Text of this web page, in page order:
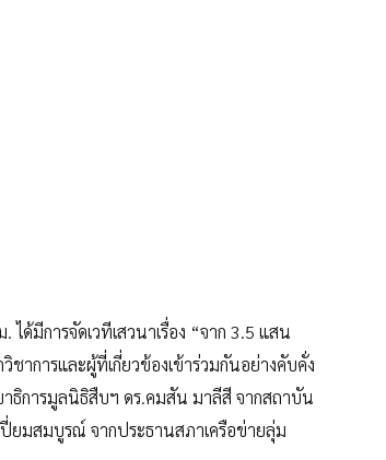
มีการจัดเวทีเสวนาเรื่อง “จาก 3.5 แสน
าการและผู้ที่เกี่ยวข้องเข้าร่วมกันอย่างคับคั่ง
การมูลนิธิสืบฯ ดร.คมสัน มาลีสี จากสถาบัน
ยมสมบูรณ์ จากประธานสภาเครือข่ายลุ่ม